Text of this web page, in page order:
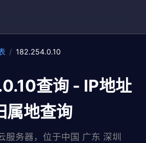
/ 182.254.0.10
查询 - IP地址
属地查询
服务器，位于中国 广东 深圳